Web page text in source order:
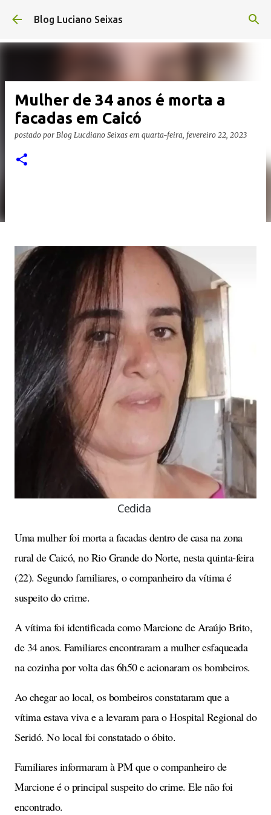
Pular para o conteúdo principal
Blog Luciano Seixas
Mulher de 34 anos é morta a
facadas em Caicó
postado por Blog Lucdiano Seixas em quarta-feira, fevereiro 22, 2023
Cedida
Uma mulher foi morta a facadas dentro de casa na zona
rural de Caicó, no Rio Grande do Norte, nesta quinta-feira
(22). Segundo familiares, o companheiro da vítima é
suspeito do crime.
A vítima foi identificada como Marcione de Araújo Brito,
de 34 anos. Familiares encontraram a mulher esfaqueada
na cozinha por volta das 6h50 e acionaram os bombeiros.
Ao chegar ao local, os bombeiros constataram que a
vítima estava viva e a levaram para o Hospital Regional do
Seridó. No local foi constatado o óbito.
Familiares informaram à PM que o companheiro de
Marcione é o principal suspeito do crime. Ele não foi
encontrado.